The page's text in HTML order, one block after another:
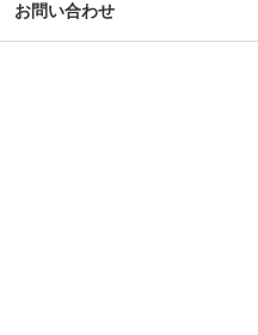
お問い合わせ